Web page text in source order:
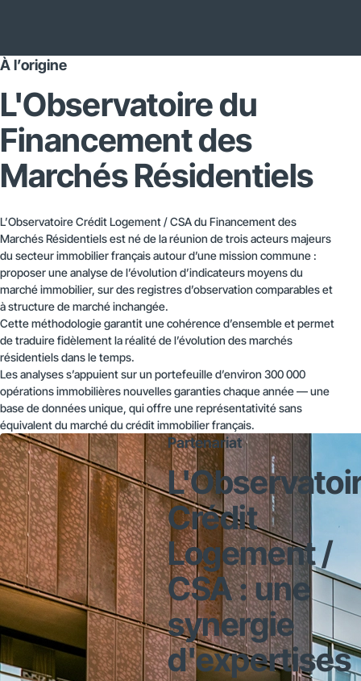
À l’origine
L'Observatoire du
Financement des
Marchés Résidentiels
L’Observatoire Crédit Logement / CSA du Financement des
Marchés Résidentiels est né de la réunion de trois acteurs majeurs
du secteur immobilier français autour d’une mission commune :
proposer une analyse de l’évolution d’indicateurs moyens du
marché immobilier, sur des registres d’observation comparables et
à structure de marché inchangée.
Cette méthodologie garantit une cohérence d’ensemble et permet
de traduire fidèlement la réalité de l’évolution des marchés
résidentiels dans le temps.
Les analyses s’appuient sur un portefeuille d’environ 300 000
opérations immobilières nouvelles garanties chaque année — une
base de données unique, qui offre une représentativité sans
équivalent du marché du crédit immobilier français.
Partenariat
Crédit
Logement /
CSA : une
synergie
d'expertises